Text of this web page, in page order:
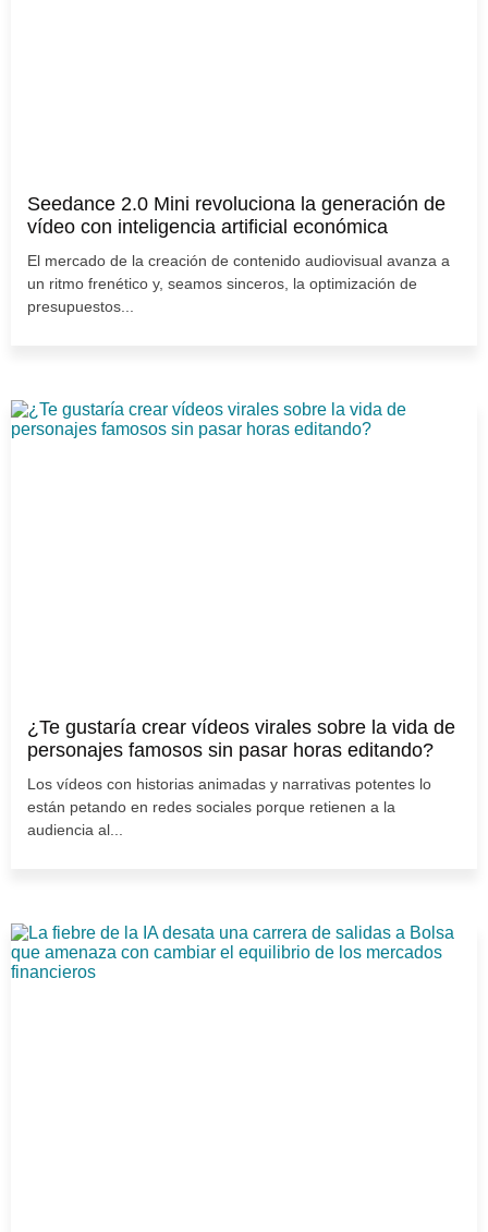
Seedance 2.0 Mini revoluciona la generación de
vídeo con inteligencia artificial económica
El mercado de la creación de contenido audiovisual avanza a
un ritmo frenético y, seamos sinceros, la optimización de
presupuestos...
¿Te gustaría crear vídeos virales sobre la vida de
personajes famosos sin pasar horas editando?
Los vídeos con historias animadas y narrativas potentes lo
están petando en redes sociales porque retienen a la
audiencia al...